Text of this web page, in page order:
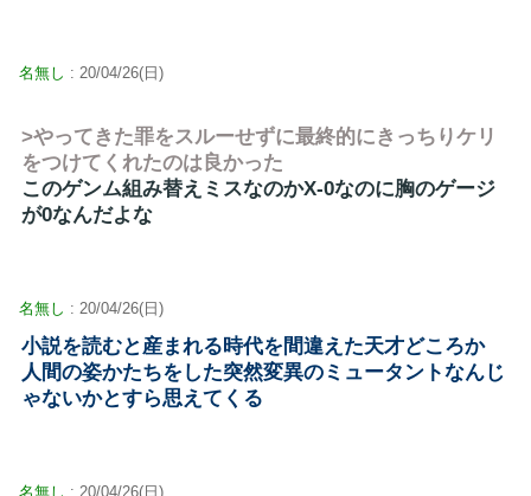
名無し : 20/04/26(日)
>やってきた罪をスルーせずに最終的にきっちりケリ
をつけてくれたのは良かった
このゲンム組み替えミスなのかX-0なのに胸のゲージ
が0なんだよな
名無し : 20/04/26(日)
小説を読むと産まれる時代を間違えた天才どころか
人間の姿かたちをした突然変異のミュータントなんじ
ゃないかとすら思えてくる
名無し : 20/04/26(日)